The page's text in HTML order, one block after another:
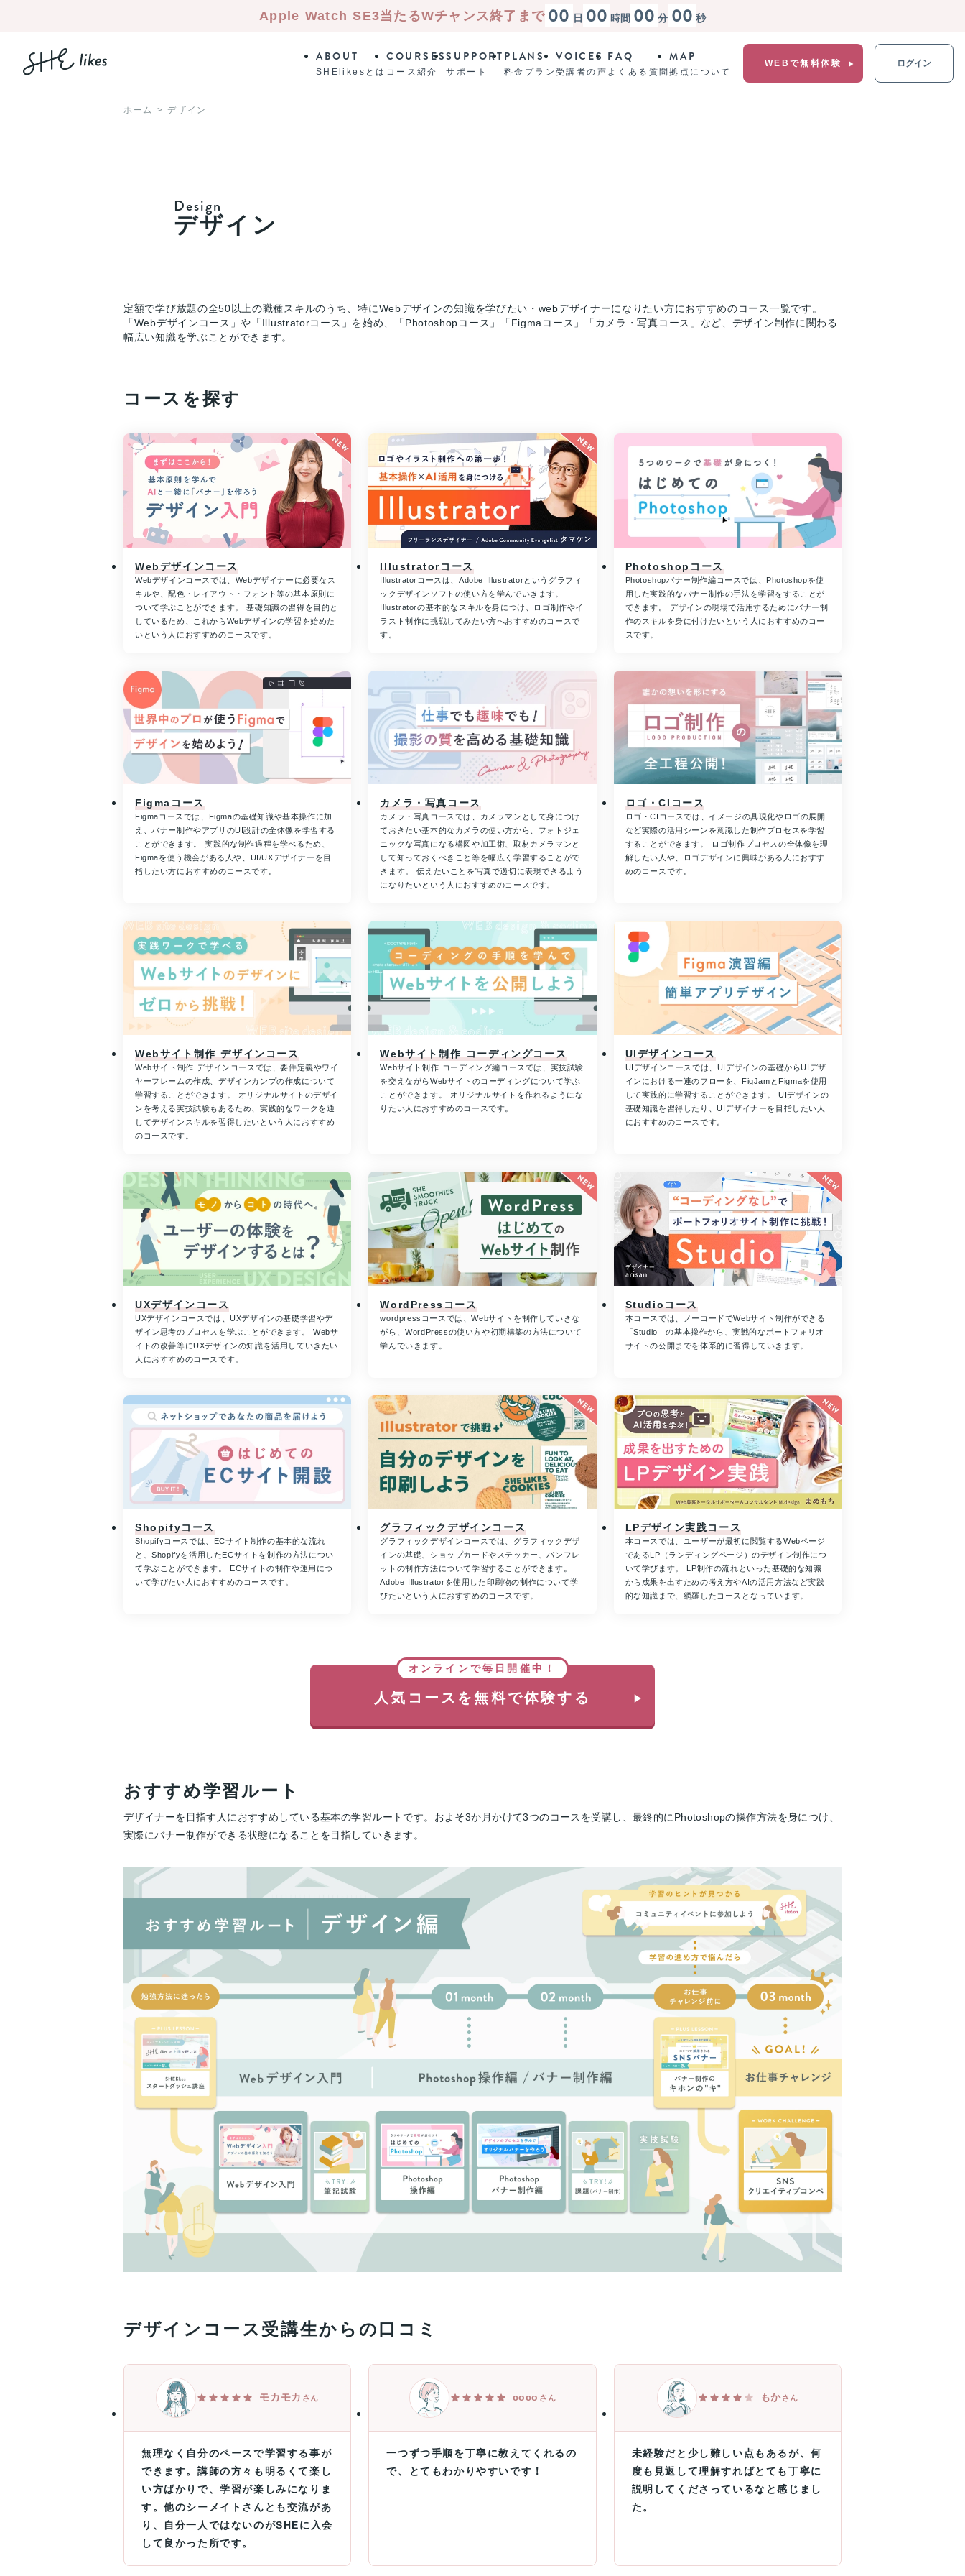
Apple Watch SE3当たるWチャンス終了まで 00 日 00 時間 00 分 00 秒
ABOUT
SHElikesとは
COURSES
コース紹介
SUPPORT
サポート
PLANS
料金プラン
VOICES
受講者の声
FAQ
よくある質問
MAP
拠点について
WEBで無料体験 ログイン
ホーム デザイン
Design
デザイン
定額で学び放題の全50以上の職種スキルのうち、特にWebデザインの知識を学びたい・webデザイナーになりたい方におすすめのコース一覧です。
「Webデザインコース」や「Illustratorコース」を始め、「Photoshopコース」「Figmaコース」「カメラ・写真コース」など、デザイン制作に関わる
幅広い知識を学ぶことができます。
コースを探す
Webデザインコース
Webデザインコースでは、Webデザイナーに必要なス
キルや、配色・レイアウト・フォント等の基本原則に
ついて学ぶことができます。 基礎知識の習得を目的と
しているため、これからWebデザインの学習を始めた
いという人におすすめのコースです。
Illustratorコース
Illustratorコースは、Adobe Illustratorというグラフィ
ックデザインソフトの使い方を学んでいきます。
Illustratorの基本的なスキルを身につけ、ロゴ制作やイ
ラスト制作に挑戦してみたい方へおすすめのコースで
す。
Photoshopコース
Photoshopバナー制作編コースでは、Photoshopを使
用した実践的なバナー制作の手法を学習をすることが
できます。 デザインの現場で活用するためにバナー制
作のスキルを身に付けたいという人におすすめのコー
スです。
Figmaコース
Figmaコースでは、Figmaの基礎知識や基本操作に加
え、バナー制作やアプリのUI設計の全体像を学習する
ことができます。 実践的な制作過程を学べるため、
Figmaを使う機会がある人や、UI/UXデザイナーを目
指したい方におすすめのコースです。
カメラ・写真コース
カメラ・写真コースでは、カメラマンとして身につけ
ておきたい基本的なカメラの使い方から、フォトジェ
ニックな写真になる構図や加工術、取材カメラマンと
して知っておくべきこと等を幅広く学習することがで
きます。 伝えたいことを写真で適切に表現できるよう
になりたいという人におすすめのコースです。
ロゴ・CIコース
ロゴ・CIコースでは、イメージの具現化やロゴの展開
など実際の活用シーンを意識した制作プロセスを学習
することができます。 ロゴ制作プロセスの全体像を理
解したい人や、ロゴデザインに興味がある人におすす
めのコースです。
Webサイト制作 デザインコース
Webサイト制作 デザインコースでは、要件定義やワイ
ヤーフレームの作成、デザインカンプの作成について
学習することができます。 オリジナルサイトのデザイ
ンを考える実技試験もあるため、実践的なワークを通
してデザインスキルを習得したいという人におすすめ
のコースです。
Webサイト制作 コーディングコース
Webサイト制作 コーディング編コースでは、実技試験
を交えながらWebサイトのコーディングについて学ぶ
ことができます。 オリジナルサイトを作れるようにな
りたい人におすすめのコースです。
UIデザインコース
UIデザインコースでは、UIデザインの基礎からUIデザ
インにおける一連のフローを、FigJamとFigmaを使用
して実践的に学習することができます。 UIデザインの
基礎知識を習得したり、UIデザイナーを目指したい人
におすすめのコースです。
UXデザインコース
UXデザインコースでは、UXデザインの基礎学習やデ
ザイン思考のプロセスを学ぶことができます。 Webサ
イトの改善等にUXデザインの知識を活用していきたい
人におすすめのコースです。
WordPressコース
wordpressコースでは、Webサイトを制作していきな
がら、WordPressの使い方や初期構築の方法について
学んでいきます。
Studioコース
本コースでは、ノーコードでWebサイト制作ができる
「Studio」の基本操作から、実戦的なポートフォリオ
サイトの公開までを体系的に習得していきます。
Shopifyコース
Shopifyコースでは、ECサイト制作の基本的な流れ
と、Shopifyを活用したECサイトを制作の方法につい
て学ぶことができます。 ECサイトの制作や運用につ
いて学びたい人におすすめのコースです。
グラフィックデザインコース
グラフィックデザインコースでは、グラフィックデザ
インの基礎、ショップカードやステッカー、パンフレ
ットの制作方法について学習することができます。
Adobe Illustratorを使用した印刷物の制作について学
びたいという人におすすめのコースです。
LPデザイン実践コース
本コースでは、ユーザーが最初に閲覧するWebページ
であるLP（ランディングページ）のデザイン制作につ
いて学びます。 LP制作の流れといった基礎的な知識
から成果を出すための考え方やAIの活用方法など実践
的な知識まで、網羅したコースとなっています。
オンラインで毎日開催中！
人気コースを無料で体験する
おすすめ学習ルート
デザイナーを目指す人におすすめしている基本の学習ルートです。およそ3か月かけて3つのコースを受講し、最終的にPhotoshopの操作方法を身につけ、
実際にバナー制作ができる状態になることを目指していきます。
デザインコース受講生からの口コミ
モカモカ さん
無理なく自分のペースで学習する事が
できます。講師の方々も明るくて楽し
い方ばかりで、学習が楽しみになりま
す。他のシーメイトさんとも交流があ
り、自分一人ではないのがSHEに入会
して良かった所です。
coco さん
一つずつ手順を丁寧に教えてくれるの
で、とてもわかりやすいです！
もかさん
未経験だと少し難しい点もあるが、何
度も見返して理解すればとても丁寧に
説明してくださっているなと感じまし
た。